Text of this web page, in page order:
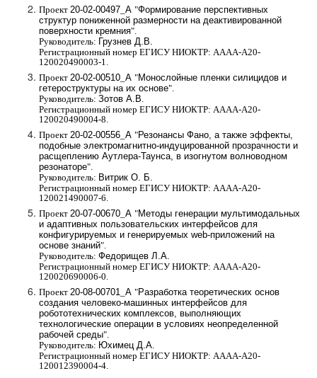
Проект 20-02-00497 А "Формирование перспективных
структур пониженной размерности на деактивированной
поверхности кремния".
Руководитель: Грузнев Д.В.
Регистрационный номер ЕГИСУ НИОКТР: АААА-А20-
120020490003-1.
Проект 20-02-00510 А "Монослойные пленки силицидов и
гетероструктуры на их основе".
Руководитель: Зотов А.В.
Регистрационный номер ЕГИСУ НИОКТР: АААА-А20-
120020490004-8.
Проект 20-02-00556 А "Резонансы Фано, а также эффекты,
подобные электромагнитно-индуцированной прозрачности и
расщеплению Аутлера-Таунса, в изогнутом волноводном
резонаторе".
Руководитель: Витрик О. Б.
Регистрационный номер ЕГИСУ НИОКТР: АААА-А20-
120021490007-6.
Проект 20-07-00670 А "Методы генерации мультимодальных
и адаптивных пользовательских интерфейсов для
конфигурируемых и генерируемых web-приложений на
основе знаний".
Руководитель: Федорищев Л.А.
Регистрационный номер ЕГИСУ НИОКТР: АААА-А20-
120020690006-0.
Проект 20-08-00701 А "Разработка теоретических основ
создания человеко-машинных интерфейсов для
робототехнических комплексов, выполняющих
технологические операции в условиях неопределенной
рабочей среды".
Руководитель: Юхимец Д.А.
Регистрационный номер ЕГИСУ НИОКТР: АААА-А20-
120012390004-4.